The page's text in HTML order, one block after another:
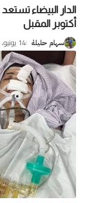
أكتوبر المقبل
سهام حليلة 14 يونيو، 2026